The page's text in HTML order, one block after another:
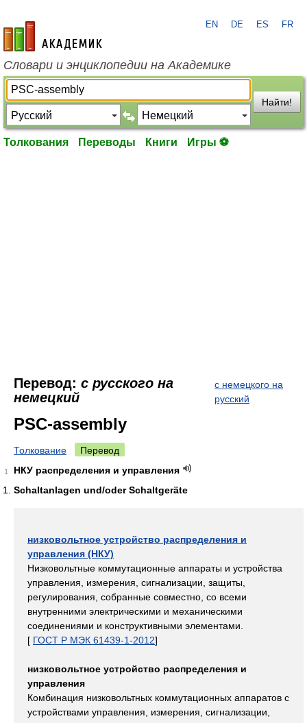
academic.ru
EN DE ES FR
Словари и энциклопедии на Академике
Найти!
Толкования Переводы Книги Игры ⚽
Перевод: с русского на
немецкий
с немецкого на
русский
PSC-assembly
Толкование Перевод
1
НКУ распределения и управления
Schaltanlagen und/oder Schaltgeräte
низковольтное устройство распределения и
управления (НКУ)
Низковольтные коммутационные аппараты и устройства
управления, измерения, сигнализации, защиты,
регулирования, собранные совместно, со всеми
внутренними электрическими и механическими
соединениями и конструктивными элементами.
[ ГОСТ Р МЭК 61439-1-2012]
низковольтное устройство распределения и
управления
Комбинация низковольтных коммутационных аппаратов с
устройствами управления, измерения, сигнализации,